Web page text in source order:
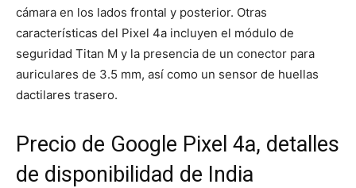
cámara en los lados frontal y posterior. Otras
características del Pixel 4a incluyen el módulo de
seguridad Titan M y la presencia de un conector para
auriculares de 3.5 mm, así como un sensor de huellas
dactilares trasero.
Precio de Google Pixel 4a, detalles
de disponibilidad de India